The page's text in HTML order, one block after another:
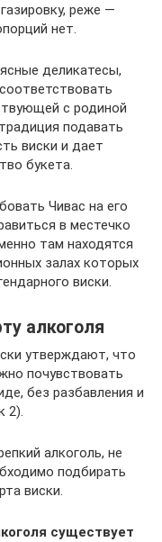
реже —
нет.
деликатесы,
с родиной
подавать
виски и дает
букета.
Чивас на его
в местечко
там находятся
залах которых
виски.
алкоголя
утверждают, что
почувствовать
без разбавления и
2).
алкоголь, не
подбирать
виски.
существует